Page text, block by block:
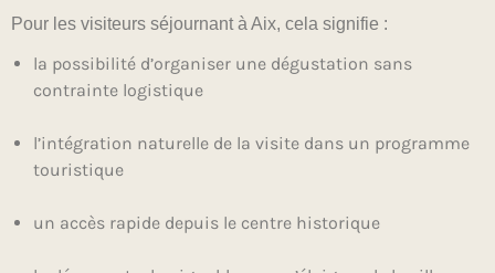
Pour les visiteurs séjournant à Aix, cela signifie :
la possibilité d’organiser une dégustation sans
contrainte logistique
l’intégration naturelle de la visite dans un programme
touristique
un accès rapide depuis le centre historique